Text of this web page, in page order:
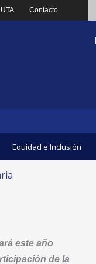
Contacto
Equidad e Inclusión
este año
de la